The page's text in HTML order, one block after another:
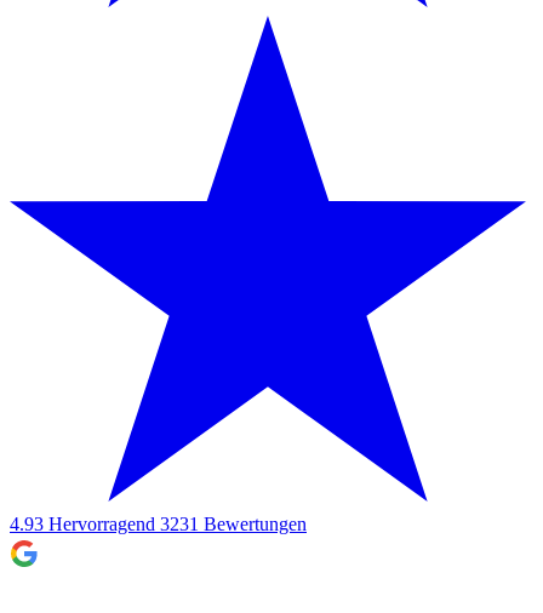
4.93 Hervorragend 3231 Bewertungen